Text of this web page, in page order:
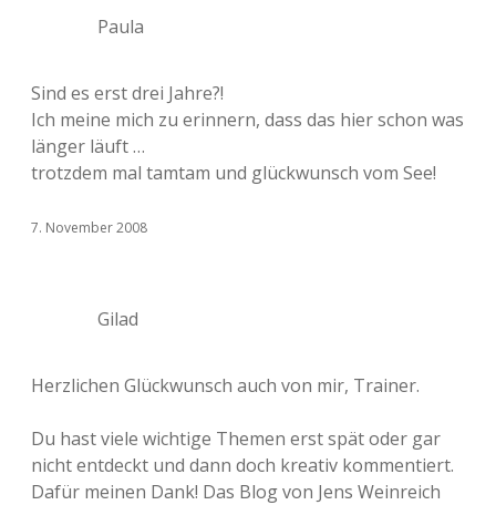
Paula
Sind es erst drei Jahre?!
Ich meine mich zu erinnern, dass das hier schon was
länger läuft …
trotzdem mal tamtam und glückwunsch vom See!
7. November 2008
Gilad
Herzlichen Glückwunsch auch von mir, Trainer.
Du hast viele wichtige Themen erst spät oder gar
nicht entdeckt und dann doch kreativ kommentiert.
Dafür meinen Dank! Das Blog von Jens Weinreich